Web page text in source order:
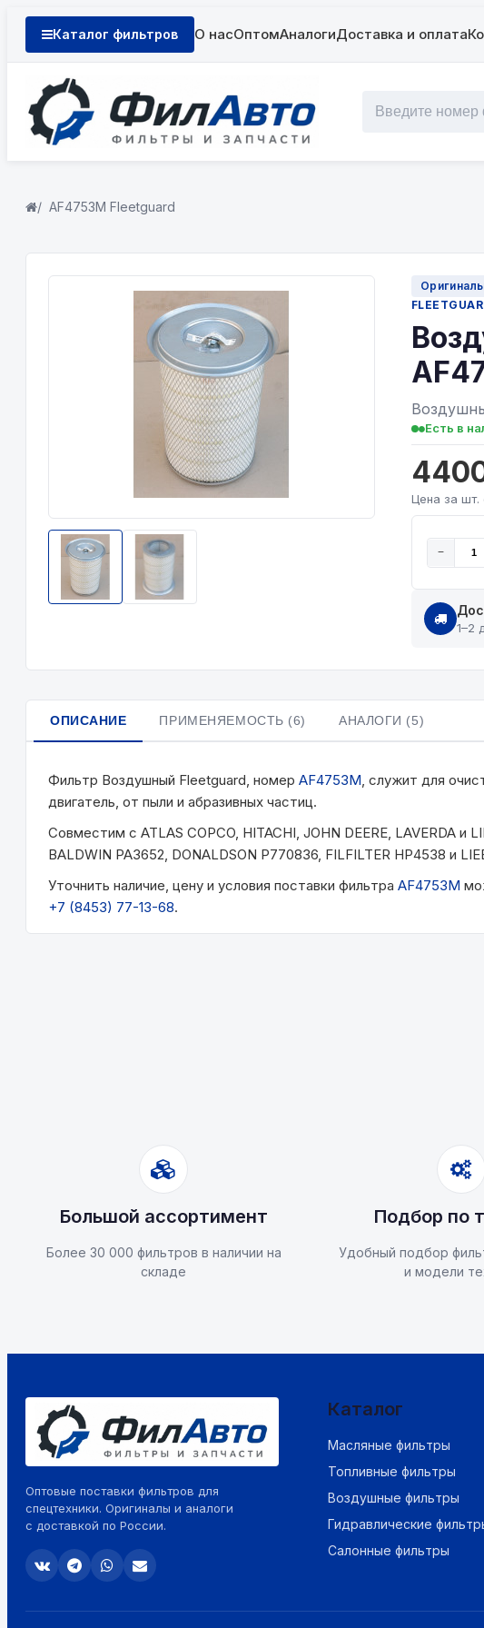
Каталог фильтров О насОптомАналогиДоставка и оплата
AF4753М Fleetguard
Есть в
Цена за
−
1–2
ОПИСАНИЕ ПРИМЕНЯЕМОСТЬ (6) АНАЛОГИ (5)
Фильтр Воздушный Fleetguard, номер AF4753М, служит для
двигатель, от пыли и абразивных частиц.
Совместим с ATLAS COPCO, HITACHI, JOHN DEERE, LAVERDA и
BALDWIN PA3652, DONALDSON P770836, FILFILTER HP4538 и
Уточнить наличие, цену и условия поставки фильтра AF4753М
+7 (8453) 77-13-68.
Большой ассортимент
Более 30 000 фильтров в наличии на
складе
Подбор по
Удобный подбор
и модели
Оптовые поставки фильтров для
спецтехники. Оригиналы и аналоги
с доставкой по России.
Каталог
Масляные фильтры
Топливные фильтры
Воздушные фильтры
Гидравлические
Салонные фильтры